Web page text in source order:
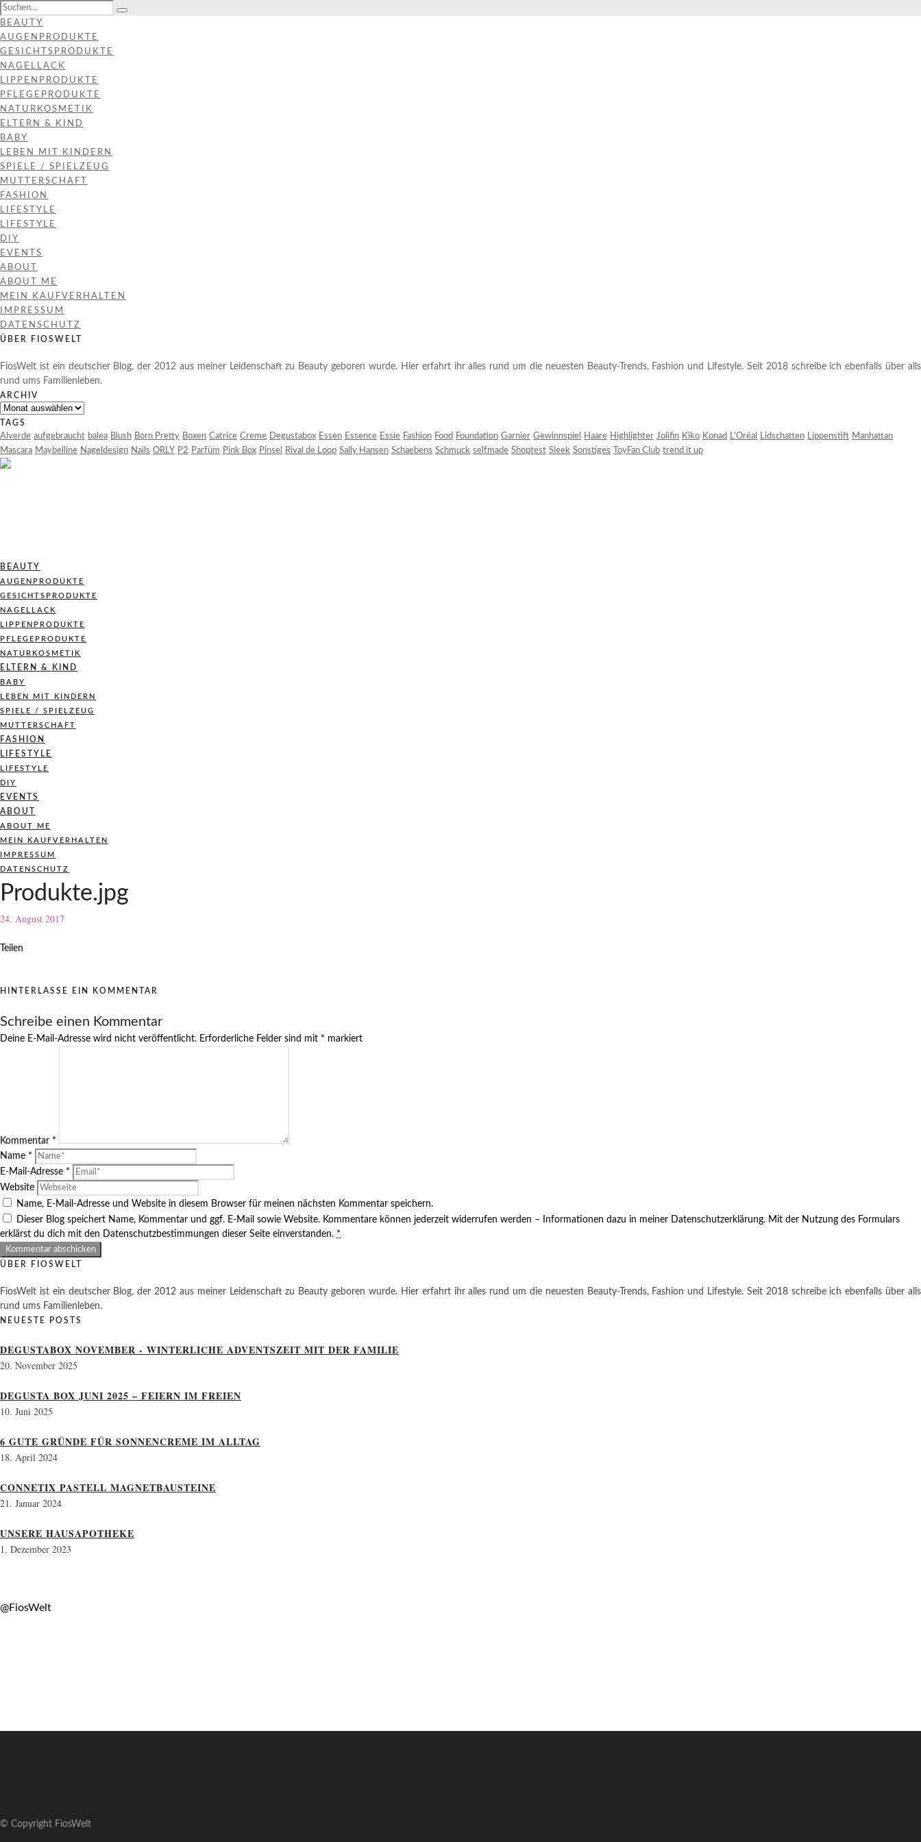
BEAUTY
AUGENPRODUKTE
GESICHTSPRODUKTE
NAGELLACK
LIPPENPRODUKTE
PFLEGEPRODUKTE
NATURKOSMETIK
ELTERN & KIND
BABY
LEBEN MIT KINDERN
SPIELE / SPIELZEUG
MUTTERSCHAFT
FASHION
LIFESTYLE
LIFESTYLE
DIY
EVENTS
ABOUT
ABOUT ME
MEIN KAUFVERHALTEN
IMPRESSUM
DATENSCHUTZ
ÜBER FIOSWELT
FiosWelt ist ein deutscher Blog, der 2012 aus meiner Leidenschaft zu Beauty geboren wurde. Hier erfahrt ihr alles rund um die neuesten Beauty-Trends, Fashion und Lifestyle. Seit 2018 schreibe ich ebenfalls über alls
rund ums Familienleben.
ARCHIV
Archiv
TAGS
Alverde aufgebraucht balea Blush Born Pretty Boxen Catrice Creme Degustabox Essen Essence Essie Fashion Food Foundation Garnier Gewinnspiel Haare Highlighter Jolifin Kiko Konad L'Oréal Lidschatten Lippenstift Manhattan
Mascara Maybelline Nageldesign Nails ORLY P2 Parfüm Pink Box Pinsel Rival de Loop Sally Hansen Schaebens Schmuck selfmade Shoptest Sleek Sonstiges ToyFan Club trend it up
BEAUTY
AUGENPRODUKTE
GESICHTSPRODUKTE
NAGELLACK
LIPPENPRODUKTE
PFLEGEPRODUKTE
NATURKOSMETIK
ELTERN & KIND
BABY
LEBEN MIT KINDERN
SPIELE / SPIELZEUG
MUTTERSCHAFT
FASHION
LIFESTYLE
LIFESTYLE
DIY
EVENTS
ABOUT
ABOUT ME
MEIN KAUFVERHALTEN
IMPRESSUM
DATENSCHUTZ
Produkte.jpg
24. August 2017
Teilen
HINTERLASSE EIN KOMMENTAR
Schreibe einen Kommentar
Deine E-Mail-Adresse wird nicht veröffentlicht. Erforderliche Felder sind mit * markiert
Kommentar *
Name *
E-Mail-Adresse *
Website
Name, E-Mail-Adresse und Website in diesem Browser für meinen nächsten Kommentar speichern.
Dieser Blog speichert Name, Kommentar und ggf. E-Mail sowie Website. Kommentare können jederzeit widerrufen werden – Informationen dazu in meiner Datenschutzerklärung. Mit der Nutzung des Formulars
erklärst du dich mit den Datenschutzbestimmungen dieser Seite einverstanden. *
ÜBER FIOSWELT
FiosWelt ist ein deutscher Blog, der 2012 aus meiner Leidenschaft zu Beauty geboren wurde. Hier erfahrt ihr alles rund um die neuesten Beauty-Trends, Fashion und Lifestyle. Seit 2018 schreibe ich ebenfalls über alls
rund ums Familienleben.
NEUESTE POSTS
DEGUSTABOX NOVEMBER - WINTERLICHE ADVENTSZEIT MIT DER FAMILIE
20. November 2025
DEGUSTA BOX JUNI 2025 – FEIERN IM FREIEN
10. Juni 2025
6 GUTE GRÜNDE FÜR SONNENCREME IM ALLTAG
18. April 2024
CONNETIX PASTELL MAGNETBAUSTEINE
21. Januar 2024
UNSERE HAUSAPOTHEKE
1. Dezember 2023
@FiosWelt
© Copyright FiosWelt